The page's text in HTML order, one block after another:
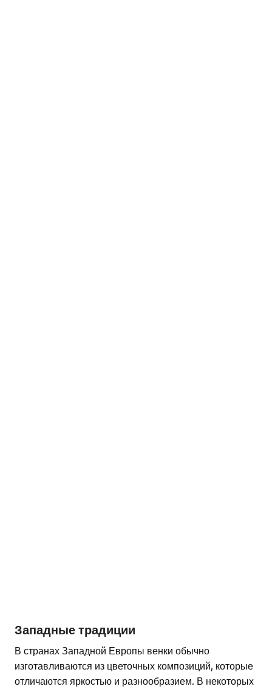
Западные традиции
В странах Западной Европы венки обычно
изготавливаются из цветочных композиций, которые
отличаются яркостью и разнообразием. В некоторых